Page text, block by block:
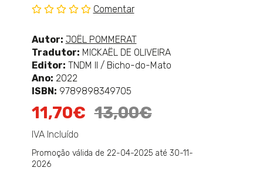
classificação
Comentar
Autor: Ver
mais
sobre
JOËL POMMERAT
Tradutor: MICKAËL DE OLIVEIRA
Editor: TNDM II / Bicho-do-Mato
Ano: 2022
ISBN: 9789898349705
11,70€ 13,00€
IVA Incluído
Promoção válida de 22-04-2025 até 30-11-
2026